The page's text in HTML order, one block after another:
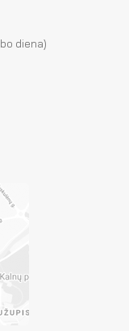
diena)